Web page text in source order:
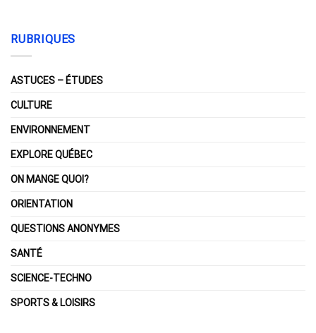
RUBRIQUES
ASTUCES – ÉTUDES
CULTURE
ENVIRONNEMENT
EXPLORE QUÉBEC
ON MANGE QUOI?
ORIENTATION
QUESTIONS ANONYMES
SANTÉ
SCIENCE-TECHNO
SPORTS & LOISIRS